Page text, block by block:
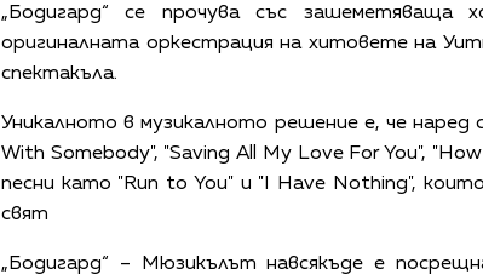
„Бодигард“ се прочува със зашеметяваща
оригиналната оркестрация на хитовете на
спектакъла.
Уникалното в музикалното решение е, че наред
With Somebody", "Saving All My Love For You",
песни като "Run to You" и "I Have Nothing",
свят
„Бодигард“ – Мюзикълът навсякъде е